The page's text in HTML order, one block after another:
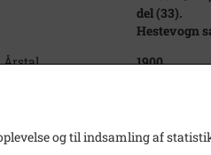
del (33).
Hestevogn
Årstal
1900
og til indsamling af